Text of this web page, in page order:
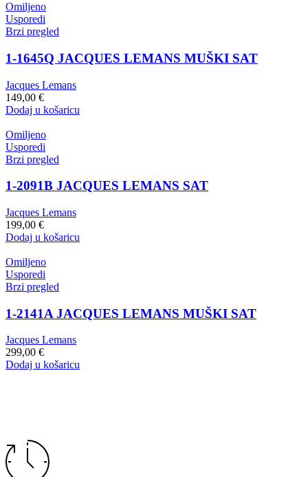
Omiljeno
Usporedi
Brzi pregled
1-1645Q JACQUES LEMANS MUŠKI SAT
Jacques Lemans
149,00 €
Dodaj u košaricu
Omiljeno
Usporedi
Brzi pregled
1-2091B JACQUES LEMANS SAT
Jacques Lemans
199,00 €
Dodaj u košaricu
Omiljeno
Usporedi
Brzi pregled
1-2141A JACQUES LEMANS MUŠKI SAT
Jacques Lemans
299,00 €
Dodaj u košaricu